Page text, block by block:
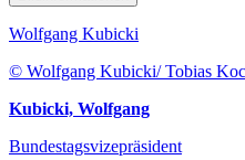
Wolfgang Kubicki
© Wolfgang Kubicki/ Tobias
Kubicki, Wolfgang
Bundestagsvizepräsident